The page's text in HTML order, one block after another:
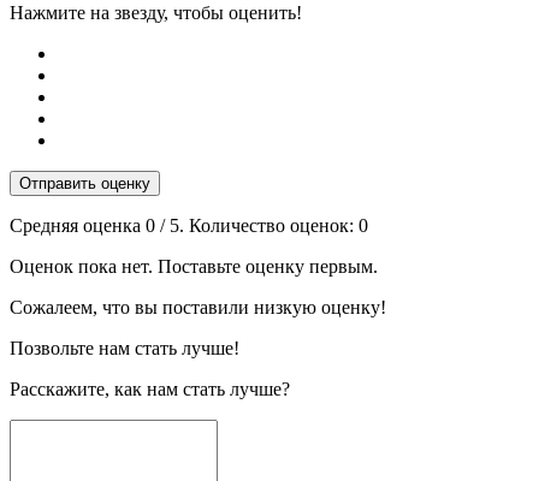
Нажмите на звезду, чтобы оценить!
Отправить оценку
Средняя оценка 0 / 5. Количество оценок: 0
Оценок пока нет. Поставьте оценку первым.
Сожалеем, что вы поставили низкую оценку!
Позвольте нам стать лучше!
Расскажите, как нам стать лучше?